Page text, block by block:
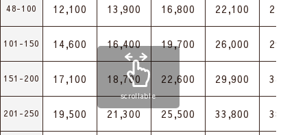
48-100 12,100 13,900 16,800 22,100 25,400
101-150 14,600 16,400 19,700 26,000 29,800
151-200 17,100 18,700 22,600 29,900 34,200
201-250 19,500 21,300 25,500 33,800 38,600
scrollable